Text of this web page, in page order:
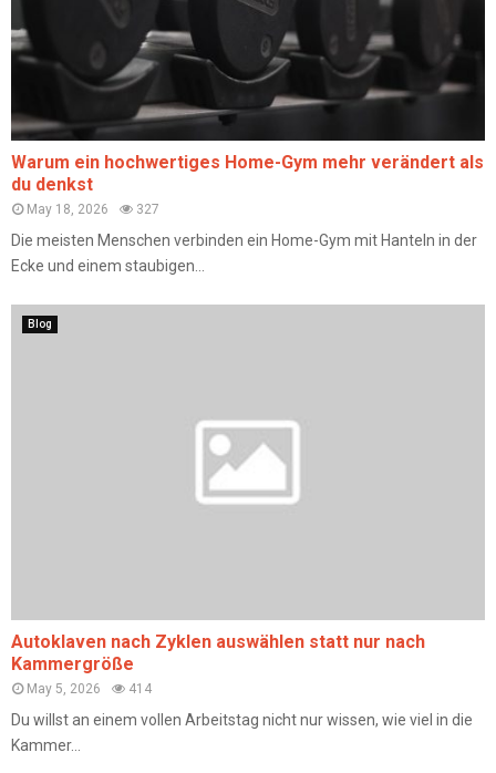
Warum ein hochwertiges Home-Gym mehr verändert als
du denkst
May 18, 2026 327
Die meisten Menschen verbinden ein Home-Gym mit Hanteln in der
Ecke und einem staubigen...
Blog
Autoklaven nach Zyklen auswählen statt nur nach
Kammergröße
May 5, 2026 414
Du willst an einem vollen Arbeitstag nicht nur wissen, wie viel in die
Kammer...